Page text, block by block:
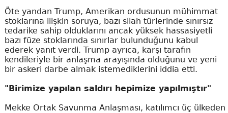
Öte yandan Trump, Amerikan ordusunun mühimmat
stoklarına ilişkin soruya, bazı silah türlerinde sınırsız
tedarike sahip olduklarını ancak yüksek hassasiyetli
bazı füze stoklarında sınırlar bulunduğunu kabul
ederek yanıt verdi. Trump ayrıca, karşı tarafın
kendileriyle bir anlaşma arayışında olduğunu ve yeni
bir askeri darbe almak istemediklerini iddia etti.
"Birimize yapılan saldırı hepimize yapılmıştır"
Mekke Ortak Savunma Anlaşması, katılımcı üç ülkeden